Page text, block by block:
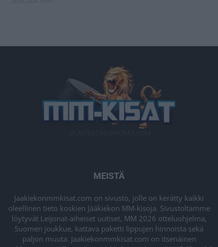
MEISTÄ
Jaakiekonmmkisat.com on sivusto, jolle on kerätty kaikki
oleellinen tieto koskien Jääkiekon MM-kisoja. Sivustoltamme
löytyvät Leijonat-aiheiset uutiset, MM 2026 otteluohjelma,
Suomen joukkue, kattava paketti lippujen hinnoista sekä
paljon muuta. Jaakiekonmmkisat.com on itsenäinen